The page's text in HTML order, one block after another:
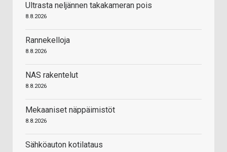
Ultrasta neljännen takakameran pois
8.8.2026
Rannekelloja
8.8.2026
NAS rakentelut
8.8.2026
Mekaaniset näppäimistöt
8.8.2026
Sähköauton kotilataus